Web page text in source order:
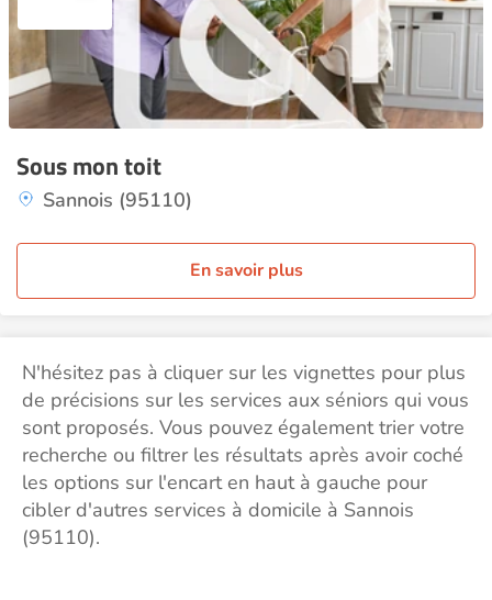
Sous mon toit
Sannois (95110)
En savoir plus
N'hésitez pas à cliquer sur les vignettes pour plus
de précisions sur les services aux séniors qui vous
sont proposés. Vous pouvez également trier votre
recherche ou filtrer les résultats après avoir coché
les options sur l'encart en haut à gauche pour
cibler d'autres services à domicile à Sannois
(95110).